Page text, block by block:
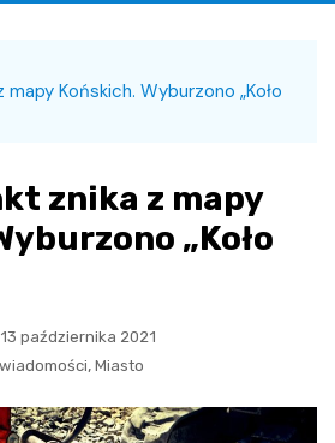
mapy Końskich. Wyburzono „Koło
znika z mapy
„Koło
13 października 2021
, Miasto